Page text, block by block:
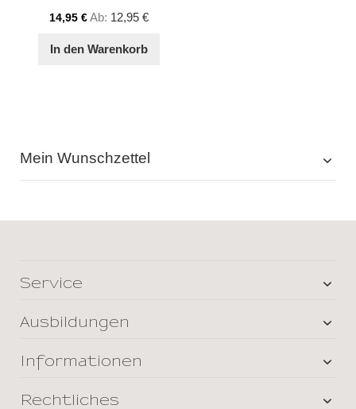
14,95 €Ab 12,95 €
In den Warenkorb
Mein Wunschzettel
Service
Ausbildungen
Informationen
Rechtliches